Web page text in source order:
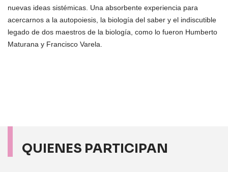
nuevas ideas sistémicas. Una absorbente experiencia para
acercarnos a la autopoiesis, la biología del saber y el indiscutible
legado de dos maestros de la biología, como lo fueron Humberto
Maturana y Francisco Varela.
QUIENES PARTICIPAN